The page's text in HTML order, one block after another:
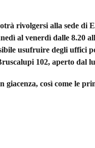
rivolgersi alla sede di
al venerdì dalle 8.20
usufruire degli uffici
102, aperto dal
così come le